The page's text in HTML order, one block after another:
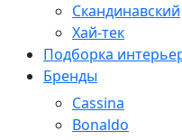
Скандинавский
Хай-тек
Подборка
Бренды
Cassina
Bonaldo